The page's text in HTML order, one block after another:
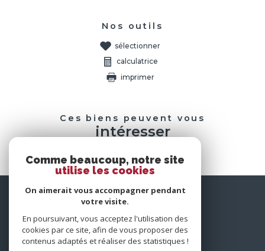
Nos outils
sélectionner
calculatrice
imprimer
Ces biens peuvent vous
intéresser
nous
suivre
Comme beaucoup, notre site
utilise les cookies
On aimerait vous accompagner pendant
votre visite.
En poursuivant, vous acceptez l'utilisation des
cookies par ce site, afin de vous proposer des
contenus adaptés et réaliser des statistiques !